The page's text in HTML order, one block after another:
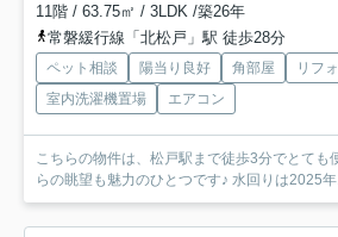
11階 / 63.75㎡ / 3LDK /築26年
常磐緩行線「北松戸」駅 徒歩28分
ペット相談 陽当り良好 角部屋
リフ
室内洗濯機置場
エアコン
こちらの物件は、松戸駅まで徒歩3分でとても便利
らの眺望も魅力のひとつです♪ 水回りは